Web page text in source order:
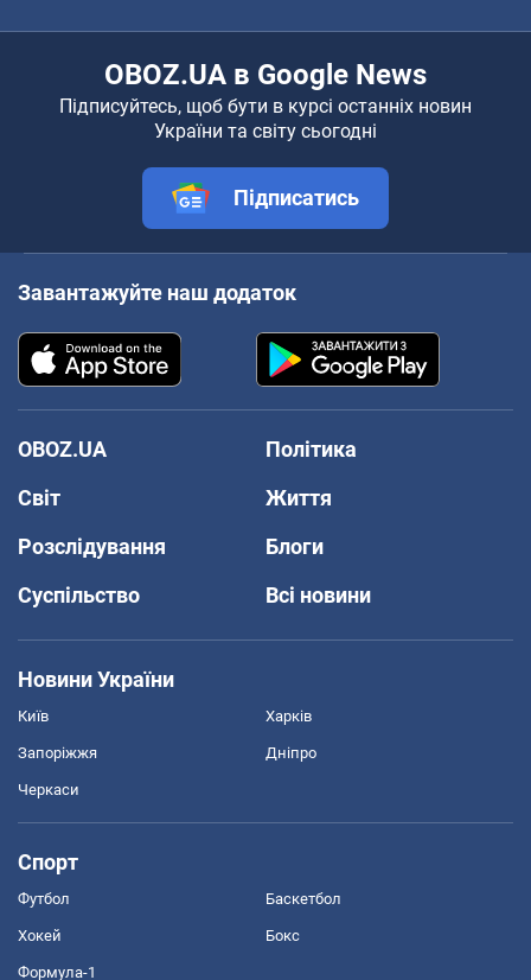
OBOZ.UA в Google News
Підписуйтесь, щоб бути в курсі останніх новин
України та світу сьогодні
Підписатись
Завантажуйте наш додаток
OBOZ.UA
Політика
Світ
Життя
Розслідування
Блоги
Суспільство
Всі новини
Новини України
Київ Харків
Запоріжжя Дніпро
Черкаси
Спорт
Футбол Баскетбол
Хокей Бокс
Формула-1